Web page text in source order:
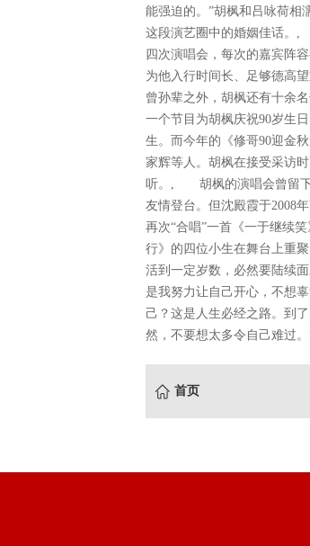
能强迫的。”胡枫和吕咏荷相
这段演艺圈中的婚姻佳
四次演唱会，每次的嘉宾阵
为他入行时间长、足够德高
曾孙辈之外，胡枫还有十余
一个节目为胡枫庆祝90岁生
生。而今年的《修哥90迎金
家辉等人。胡枫在接受采访
听。, 胡枫的演唱会曾留下
友情登台。但沈殿霞于2008
再次“合唱”一首《一于继续
行》的四位小生在舞台上重
活到一定岁数，必然要陆续
是我努力让自己开心，不想
己？这是人生必经之路。到
然，不要想太多令自己难过。
首页